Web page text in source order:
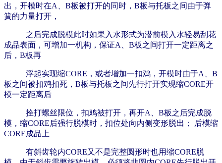
出，开模时在A、B板被打开的同时，B板与托板之间由于弹
簧的力量打开，
之后完成脱模此时如果入水形式为潜前模入水轻易刮花
成品表面，可增加一机构，保证A、B板之间打开一定距离之
后，B板再
浮起实现缩CORE，或者增加一扣鸡，开模时由于A、B
板之间被扣鸡扣死，B板与托板之间先行打开实现缩CORE开
模一定距离后
拴打螺丝限位，扣鸡被打开，再开A、B板之后完成脱
模，缩CORE后强行脱模时，扣位处向内侧变形脱出；
后模缩
CORE成品上
有斜齿轮内CORE又不是完整圆形时也用缩CORE脱